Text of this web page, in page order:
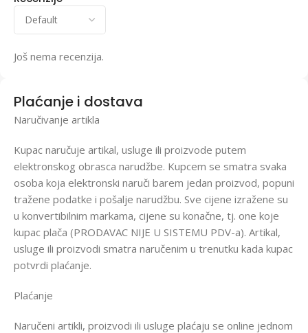
Još nema recenzija.
Plaćanje i dostava
Naručivanje artikla
Kupac naručuje artikal, usluge ili proizvode putem
elektronskog obrasca narudžbe. Kupcem se smatra svaka
osoba koja elektronski naruči barem jedan proizvod, popuni
tražene podatke i pošalje narudžbu. Sve cijene izražene su
u konvertibilnim markama, cijene su konačne, tj. one koje
kupac plača (PRODAVAC NIJE U SISTEMU PDV-a). Artikal,
usluge ili proizvodi smatra naručenim u trenutku kada kupac
potvrdi plaćanje.
Plaćanje
Naručeni artikli, proizvodi ili usluge plaćaju se online jednom